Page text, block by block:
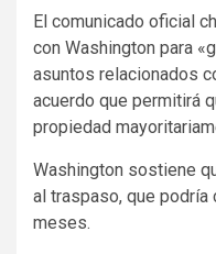
El comunicado oficial
con Washington para
asuntos relacionados
acuerdo que permitirá
propiedad
Washington sostiene
al traspaso, que
meses.